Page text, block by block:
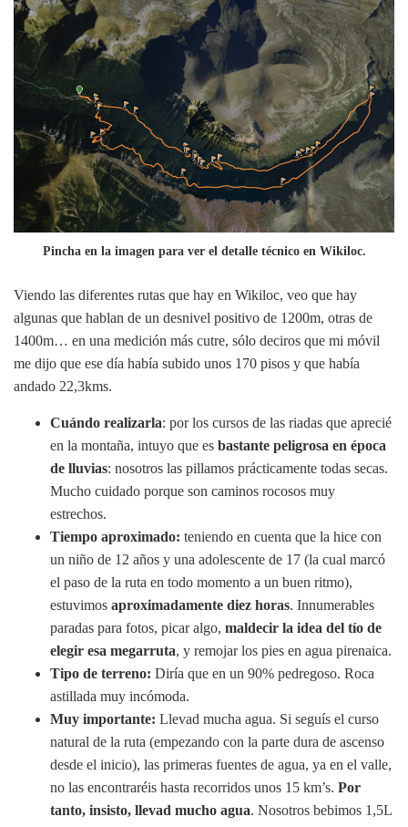
Pincha en la imagen para ver el detalle técnico en Wikiloc.
Viendo las diferentes rutas que hay en Wikiloc, veo que hay
algunas que hablan de un desnivel positivo de 1200m, otras de
1400m… en una medición más cutre, sólo deciros que mi móvil
me dijo que ese día había subido unos 170 pisos y que había
andado 22,3kms.
Cuándo realizarla: por los cursos de las riadas que aprecié
en la montaña, intuyo que es bastante peligrosa en época
de lluvias: nosotros las pillamos prácticamente todas secas.
Mucho cuidado porque son caminos rocosos muy
estrechos.
Tiempo aproximado: teniendo en cuenta que la hice con
un niño de 12 años y una adolescente de 17 (la cual marcó
el paso de la ruta en todo momento a un buen ritmo),
estuvimos aproximadamente diez horas. Innumerables
paradas para fotos, picar algo, maldecir la idea del tío de
elegir esa megarruta, y remojar los pies en agua pirenaica.
Tipo de terreno: Diría que en un 90% pedregoso. Roca
astillada muy incómoda.
Muy importante: Llevad mucha agua. Si seguís el curso
natural de la ruta (empezando con la parte dura de ascenso
desde el inicio), las primeras fuentes de agua, ya en el valle,
no las encontraréis hasta recorridos unos 15 km’s. Por
tanto, insisto, llevad mucho agua. Nosotros bebimos 1,5L